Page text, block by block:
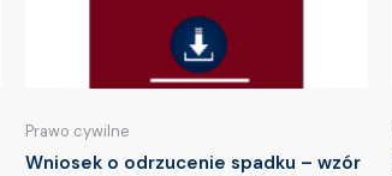
Prawo cywilne
Wniosek o odrzucenie spadku – wzór